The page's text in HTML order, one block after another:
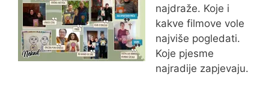
najdraže. Koje i
kakve filmove vole
najviše pogledati.
Koje pjesme
najradije zapjevaju.